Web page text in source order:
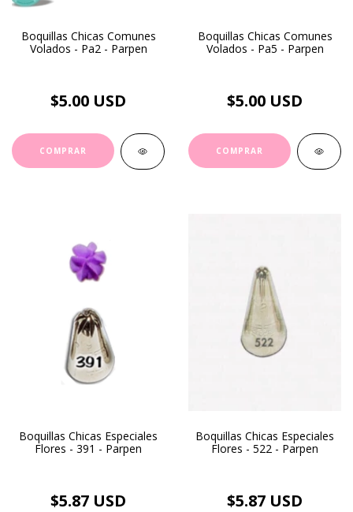
Boquillas Chicas Comunes
Volados - Pa2 - Parpen
$5.00 USD
Boquillas Chicas Comunes
Volados - Pa5 - Parpen
$5.00 USD
Boquillas Chicas Especiales
Flores - 391 - Parpen
$5.87 USD
Boquillas Chicas Especiales
Flores - 522 - Parpen
$5.87 USD